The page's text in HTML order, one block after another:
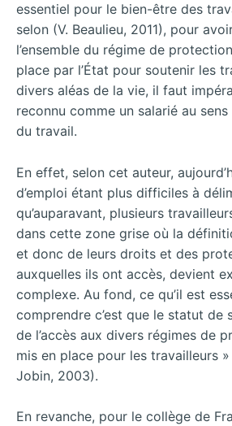
essentiel pour le bien-être des
selon (V. Beaulieu, 2011), pour
l’ensemble du régime de
place par l’État pour soutenir les
divers aléas de la vie, il faut
reconnu comme un salarié au
du travail.
En effet, selon cet auteur,
d’emploi étant plus difficiles à
qu’auparavant, plusieurs
dans cette zone grise où la
et donc de leurs droits et des
auxquelles ils ont accès, devient
complexe. Au fond, ce qu’il est
comprendre c’est que le statut de
de l’accès aux divers régimes de
mis en place pour les travailleurs
Jobin, 2003).
En revanche, pour le collège de